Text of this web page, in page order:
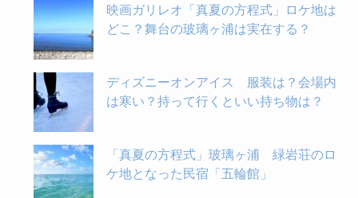
映画ガリレオ「真夏の方程式」ロケ地は
どこ？舞台の玻璃ヶ浦は実在する？
ディズニーオンアイス 服装は？会場内
は寒い？持って行くといい持ち物は？
「真夏の方程式」玻璃ヶ浦 緑岩荘のロ
ケ地となった民宿「五輪館」